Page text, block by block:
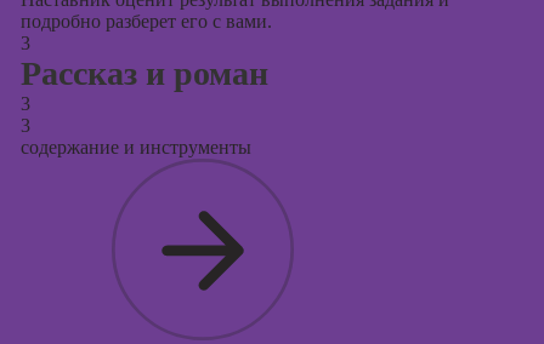
подробно разберет его с вами.
3
Рассказ и роман
3
3
содержание и инструменты